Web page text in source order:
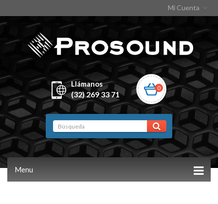
Mi Cuenta
Llámanos
(32) 269 33 71
0
Menu